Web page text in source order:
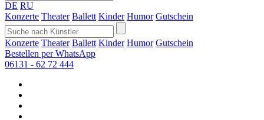
DE RU
Konzerte Theater Ballett Kinder Humor Gutschein
Konzerte Theater Ballett Kinder Humor Gutschein
Bestellen per WhatsApp
06131 - 62 72 444